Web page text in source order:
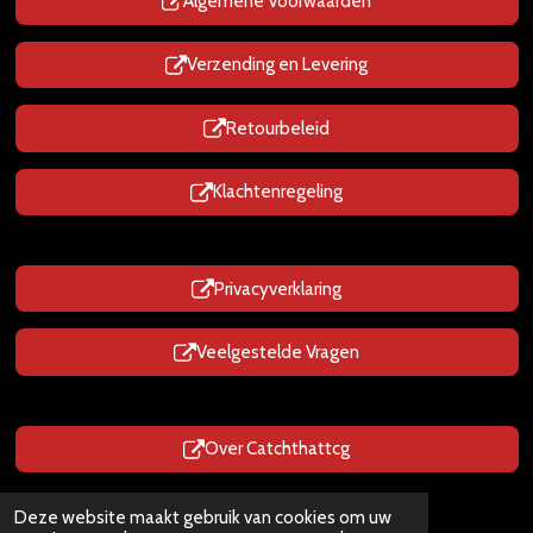
Deze website maakt gebruik van cookies om uw
Verzending en Levering
Retourbeleid
Klachtenregeling
Privacyverklaring
Veelgestelde Vragen
Over Catchthattcg
© 2025 - 2026 CatchThatTcg.nl